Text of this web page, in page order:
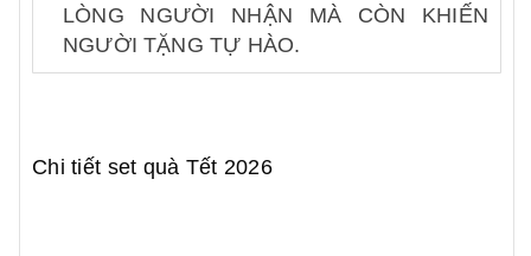
LÒNG NGƯỜI NHẬN MÀ CÒN KHIẾN
NGƯỜI TẶNG TỰ HÀO.
Chi tiết set quà Tết 2026